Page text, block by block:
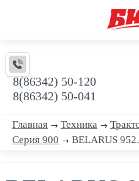
8(86342) 50-120
8(86342) 50-041
Главная → Техника →
Серия 900 → BELARUS